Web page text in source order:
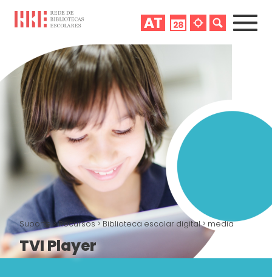
Suporte>Recursos> Biblioteca escolar digital> media
TVI Player